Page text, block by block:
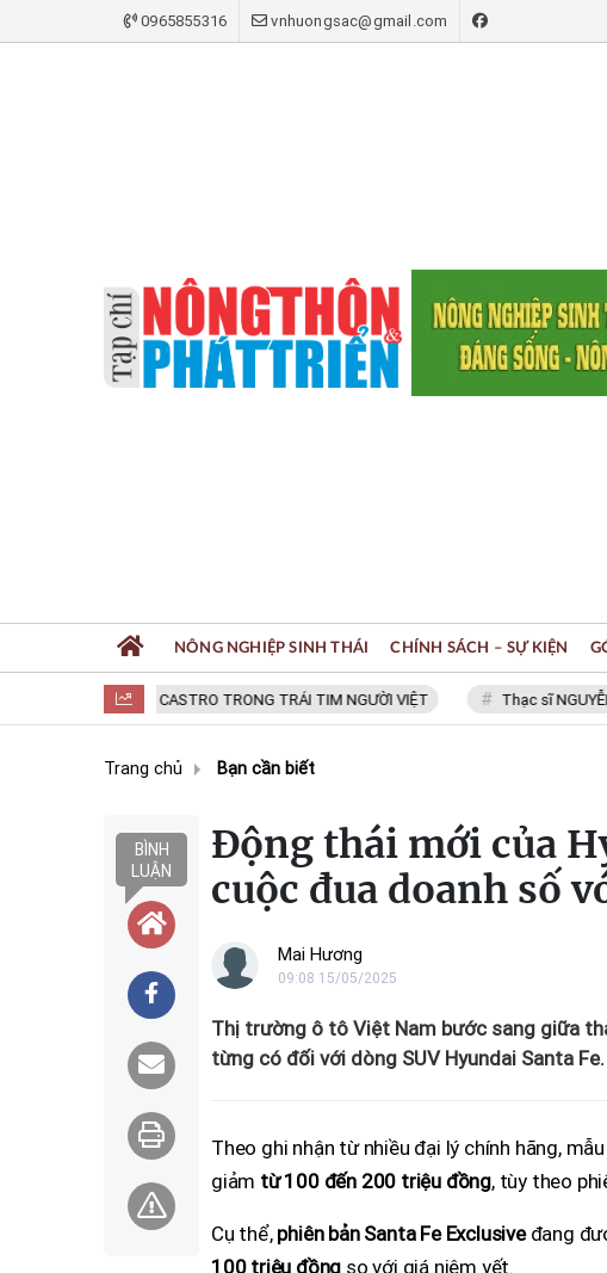
0965855316 vnhuongsac@gmail.com
FIDEL CASTRO TRONG TRÁI TIM NGƯỜI VIỆT Thạc sĩ NGUYỄN VĂN
NÔNG NGHIỆP SINH THÁI CHÍNH SÁCH – SỰ KIỆN
Trang chủ Bạn cần biết
BÌNH
LUẬN
Động thái mới của
cuộc đua doanh số
Mai Hương
09:08 15/05/2025
Thị trường ô tô Việt Nam bước sang giữa
từng có đối với dòng SUV Hyundai Santa Fe.
Theo ghi nhận từ nhiều đại lý chính hãng,
giảm từ 100 đến 200 triệu đồng, tùy theo
Cụ thể, phiên bản Santa Fe Exclusiveđang
100 triệu đồng so với giá niêm yết.